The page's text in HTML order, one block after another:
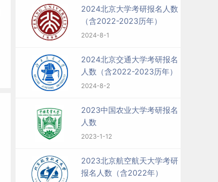
2024北京大学考研报名人数
（含2022-2023历年）
2024-8-1
2024北京交通大学考研报名
人数（含2022-2023历年）
2024-8-2
2023中国农业大学考研报名
人数
2023-1-12
2023北京航空航天大学考研
报名人数（含2022年）